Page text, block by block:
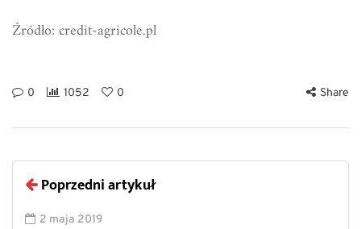
Źródło: credit-agricole.pl
0 1052 0 Share
Poprzedni artykuł
2 maja 2019